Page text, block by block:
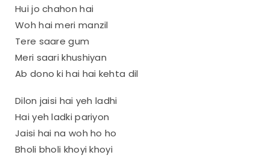
Hui jo chahon hai
Woh hai meri manzil
Tere saare gum
Meri saari khushiyan
Ab dono ki hai hai kehta dil
Dilon jaisi hai yeh ladhi
Hai yeh ladki pariyon
Jaisi hai na woh ho ho
Bholi bholi khoyi khoyi